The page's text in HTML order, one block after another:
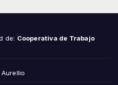
de: Cooperativa de Trabajo